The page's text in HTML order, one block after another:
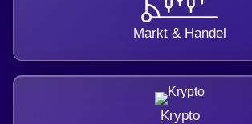
Markt & Handel
Krypto